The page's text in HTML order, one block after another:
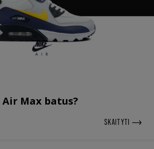
Max batus?
SKAITYTI